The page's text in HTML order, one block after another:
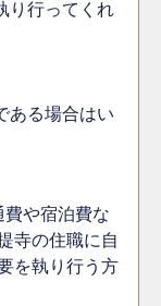
り行ってくれ
ある場合はい
費や宿泊費な
寺の住職に自
を執り行う方